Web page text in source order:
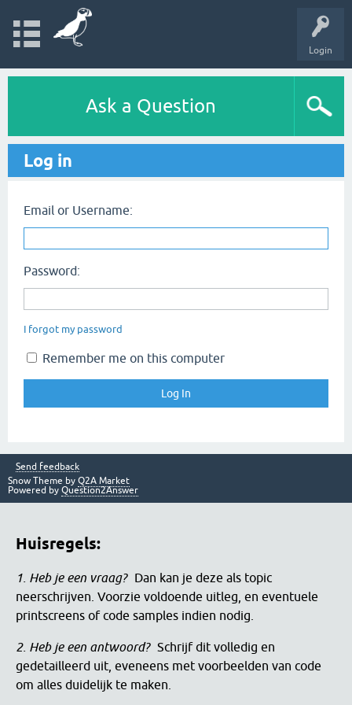
Login
Ask a Question
Log in
Email or Username:
Password:
I forgot my password
Remember me on this computer
Send feedback
Snow Theme by Q2A Market
Powered by Question2Answer
Huisregels:
1. Heb je een vraag?
Dan kan je deze als topic
neerschrijven. Voorzie voldoende uitleg, en eventuele
printscreens of code samples indien nodig.
2. Heb je een antwoord? Schrijf dit volledig en
gedetailleerd uit, eveneens met voorbeelden van code
om alles duidelijk te maken.